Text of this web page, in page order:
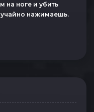
на ноге и убить
нажимаешь.